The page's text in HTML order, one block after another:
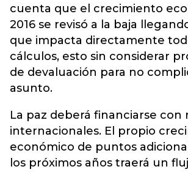
cuenta que el crecimiento
2016 se revisó a la baja
que impacta directamente
cálculos, esto sin considerar
de devaluación para no
asunto.
La paz deberá financiarse con
internacionales. El propio
económico de puntos
los próximos años traerá un